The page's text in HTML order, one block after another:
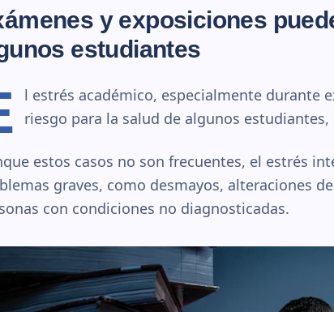
y exposiciones
estudiantes
l estrés académico, especialmente durante
riesgo para la salud de algunos
estos casos no son frecuentes, el estrés
graves, como desmayos, alteraciones
con condiciones no diagnosticadas.